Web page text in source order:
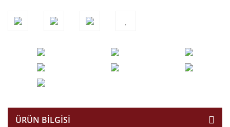
ÜRÜN BILGISI